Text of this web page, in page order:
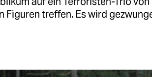
treffen. Es wird